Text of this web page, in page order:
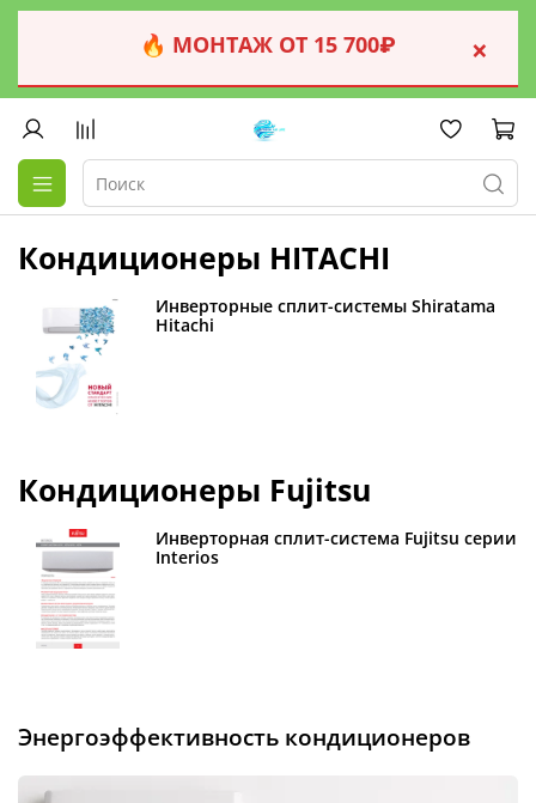
🔥 МОНТАЖ ОТ 15 700₽ ×
энергоэффективность кондиционеров
Кондиционеры HITACHI
Инверторные сплит-системы Shiratama
Hitachi
Кондиционеры Fujitsu
Инверторная сплит-система Fujitsu серии
Interios